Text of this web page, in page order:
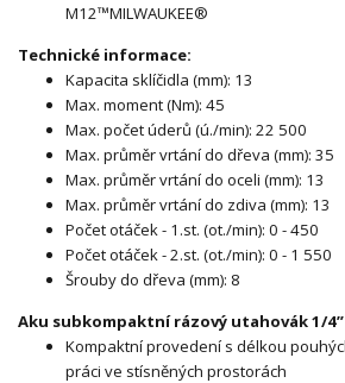
M12™MILWAUKEE®
Technické informace:
Kapacita sklíčidla (mm): 13
Max. moment (Nm): 45
Max. počet úderů (ú./min): 22 500
Max. průměr vrtání do dřeva (mm): 35
Max. průměr vrtání do oceli (mm): 13
Max. průměr vrtání do zdiva (mm): 13
Počet otáček - 1.st. (ot./min): 0 - 450
Počet otáček - 2.st. (ot./min): 0 - 1 550
Šrouby do dřeva (mm): 8
Aku subkompaktní rázový utahovák 1/
Kompaktní provedení s délkou
práci ve stísněných prostorách